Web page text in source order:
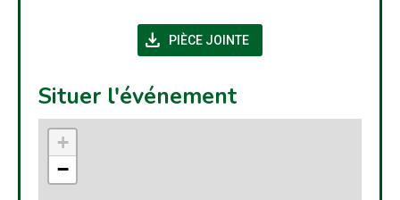
download PIÈCE JOINTE(NOUVELLE FENÊTRE)
Situer l'événement
+
−